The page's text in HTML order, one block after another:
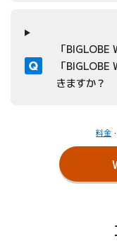
「BIGLOBE
「
きますか？
料金 ・